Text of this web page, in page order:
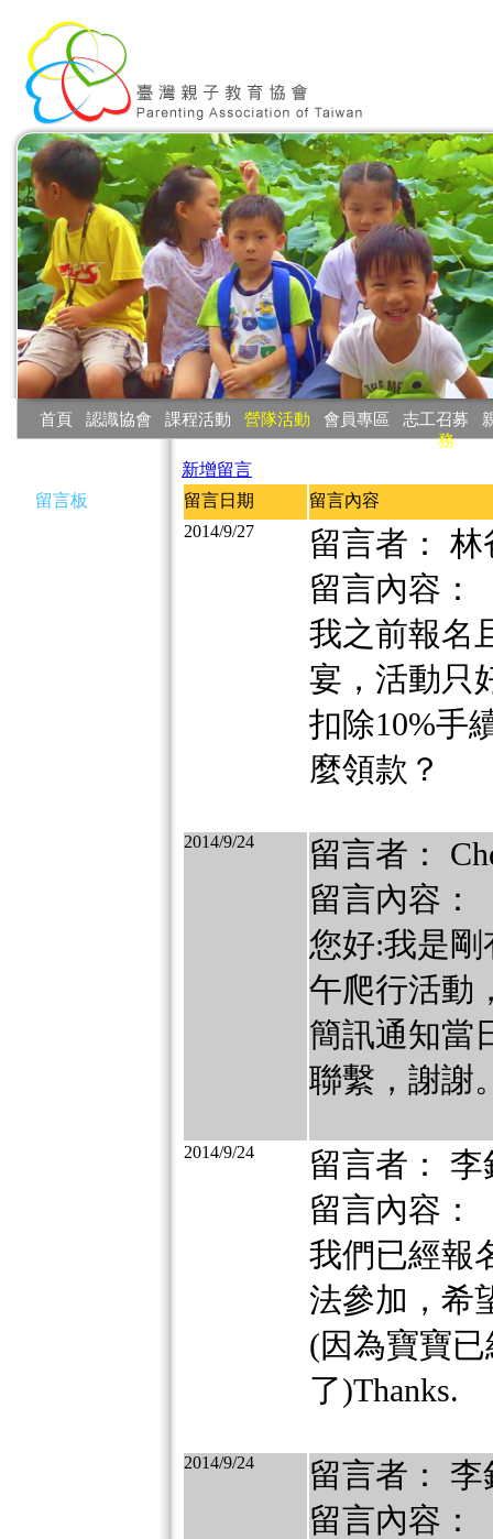
首頁 認識協會 課程活動 營隊活動 會員專區 志工召募
務
留言板
新增留言
留言日期
留言內容
2014/9/27
留言者： 林
留言內容：
我之前報名
宴，活動只
扣除10%手
麼領款？
2014/9/24
留言者：
留言內容：
您好:我是剛
午爬行活動
簡訊通知當
聯繫，謝謝
2014/9/24
留言者： 李
留言內容：
我們已經報
法參加，希
(因為寶寶
了)Thanks.
2014/9/24
留言者： 李
留言內容：